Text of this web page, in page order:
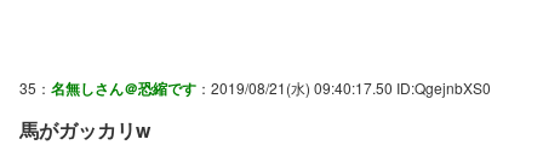
35： 名無しさん＠恐縮です ：2019/08/21(水) 09:40:17.50 ID:QgejnbXS0
馬がガッカリw